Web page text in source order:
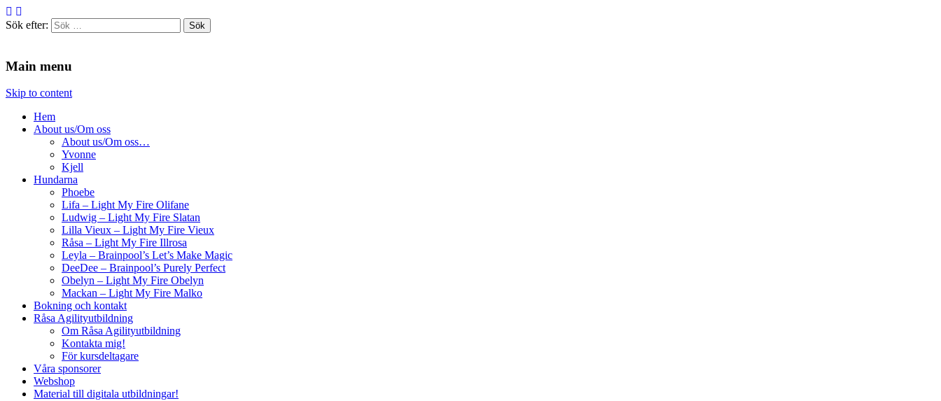
Sök efter:
Main menu
Skip to content
Hem
About us/Om oss
About us/Om oss…
Yvonne
Kjell
Hundarna
Phoebe
Lifa – Light My Fire Olifane
Ludwig – Light My Fire Slatan
Lilla Vieux – Light My Fire Vieux
Råsa – Light My Fire Illrosa
Leyla – Brainpool’s Let’s Make Magic
DeeDee – Brainpool’s Purely Perfect
Obelyn – Light My Fire Obelyn
Mackan – Light My Fire Malko
Bokning och kontakt
Råsa Agilityutbildning
Om Råsa Agilityutbildning
Kontakta mig!
För kursdeltagare
Våra sponsorer
Webshop
Material till digitala utbildningar!